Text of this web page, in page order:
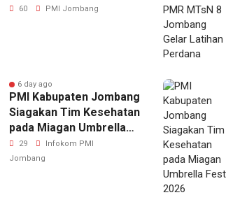
Gelar Latihan Perdana
60 PMI Jombang
6 day ago
PMI Kabupaten Jombang
Siagakan Tim Kesehatan
pada Miagan Umbrella
Fest 2026
29
Infokom PMI
Jombang